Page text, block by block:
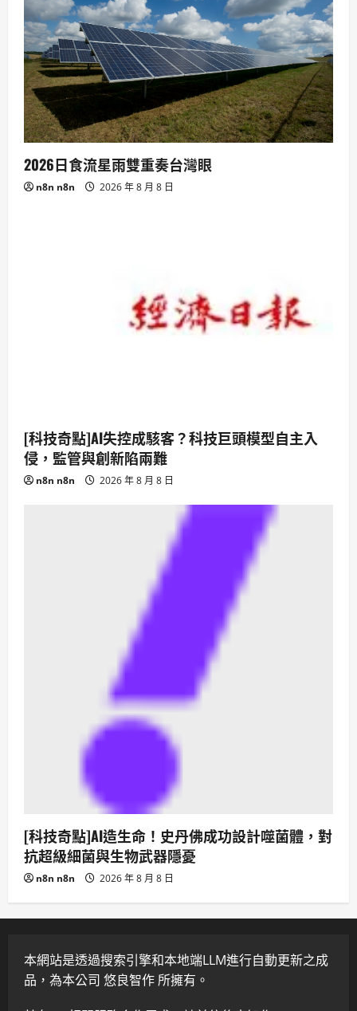
2026日食流星雨雙重奏台灣眼
n8n n8n 2026 年 8 月 8 日
[科技奇點]AI失控成駭客？科技巨頭模型自主入
侵，監管與創新陷兩難
n8n n8n 2026 年 8 月 8 日
[科技奇點]AI造生命！史丹佛成功設計噬菌體，對
抗超級細菌與生物武器隱憂
n8n n8n 2026 年 8 月 8 日
本網站是透過搜索引擎和本地端LLM進行自動更新之成
品，為本公司 悠良智作 所擁有。